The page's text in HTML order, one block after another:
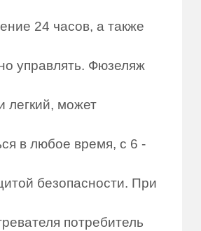
24 часов, а также
управлять. Фюзеляж
легкий, может
в любое время, с 6 -
безопасности. При
потребитель